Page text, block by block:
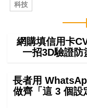
科技
網購填信用卡
一招3D驗證
長者用
做齊「這 3 個設